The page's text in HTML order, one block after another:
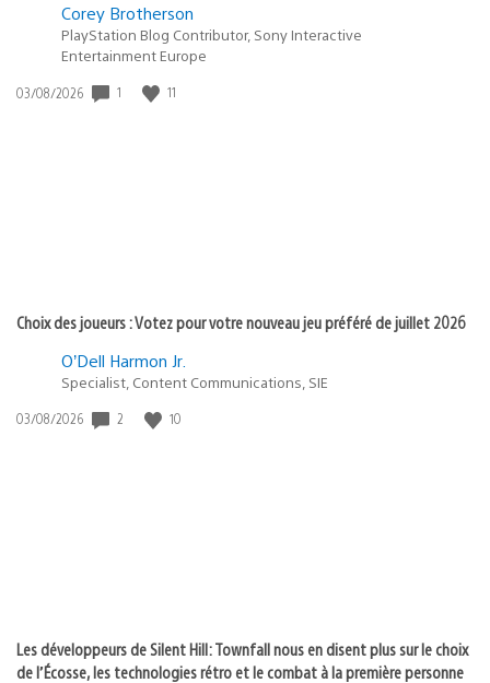
Corey Brotherson
PlayStation Blog Contributor, Sony Interactive
Entertainment Europe
Date
03/08/2026 1 11
Choix des joueurs : Votez pour votre nouveau jeu préféré de juillet 2026
O’Dell Harmon Jr.
Specialist, Content Communications, SIE
Date
03/08/2026 2 10
Les développeurs de Silent Hill: Townfall nous en disent plus sur le choix
de l’Écosse, les technologies rétro et le combat à la première personne